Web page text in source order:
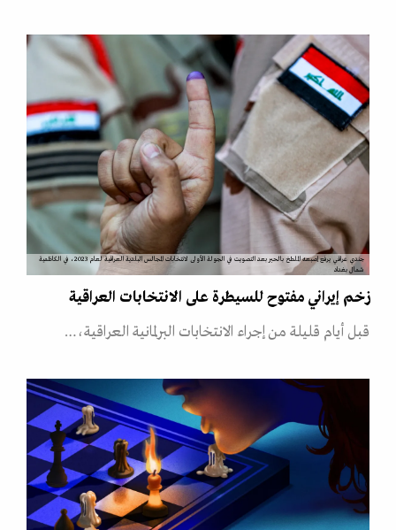
جندي عراقي يرفع إصبعه الملطخ بالحبر بعد التصويت في الجولة الأولى لانتخابات المجالس البلدية العراقية لعام 2023، في الكاظمية
شمال بغداد
زخم إيراني مفتوح للسيطرة على الانتخابات العراقية
قبل أيام قليلة من إجراء الانتخابات البرلمانية العراقية،…